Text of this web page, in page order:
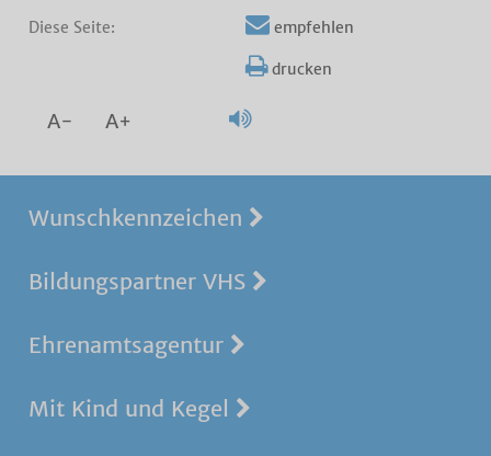
Diese Seite: empfehlen
drucken
A- A+
Wunschkennzeichen
Bildungspartner VHS
Ehrenamtsagentur
Mit Kind und Kegel